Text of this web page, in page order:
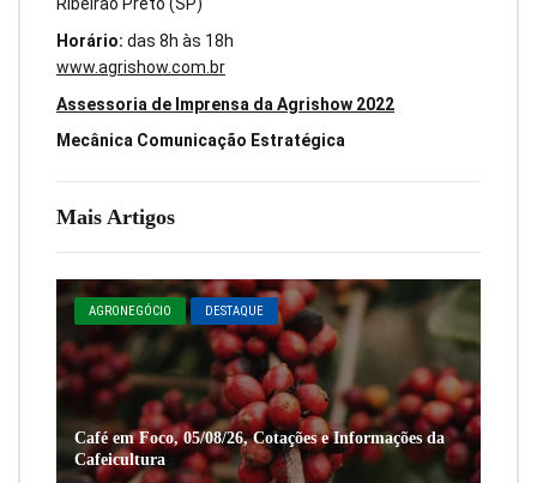
Mais Artigos
AGRONEGÓCIO DESTAQUE
Café em Foco, 05/08/26, Cotações e Informações da
Cafeicultura
Horário: das 8h às 18h
www.agrishow.com.br
Assessoria de Imprensa da Agrishow 2022
Mecânica Comunicação Estratégica